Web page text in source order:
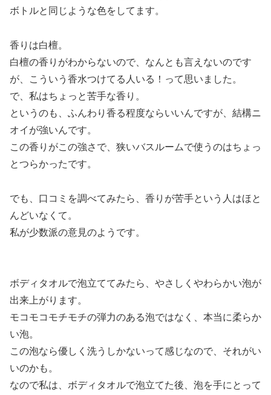
ボトルと同じような色をしてます。
香りは白檀。
白檀の香りがわからないので、なんとも言えないのです
が、こういう香水つけてる人いる！って思いました。
で、私はちょっと苦手な香り。
というのも、ふんわり香る程度ならいいんですが、結構ニ
オイが強いんです。
この香りがこの強さで、狭いバスルームで使うのはちょっ
とつらかったです。
でも、口コミを調べてみたら、香りが苦手という人はほと
んどいなくて。
私が少数派の意見のようです。
ボディタオルで泡立ててみたら、やさしくやわらかい泡が
出来上がります。
モコモコモチモチの弾力のある泡ではなく、本当に柔らか
い泡。
この泡なら優しく洗うしかないって感じなので、それがい
いのかも。
なので私は、ボディタオルで泡立てた後、泡を手にとって